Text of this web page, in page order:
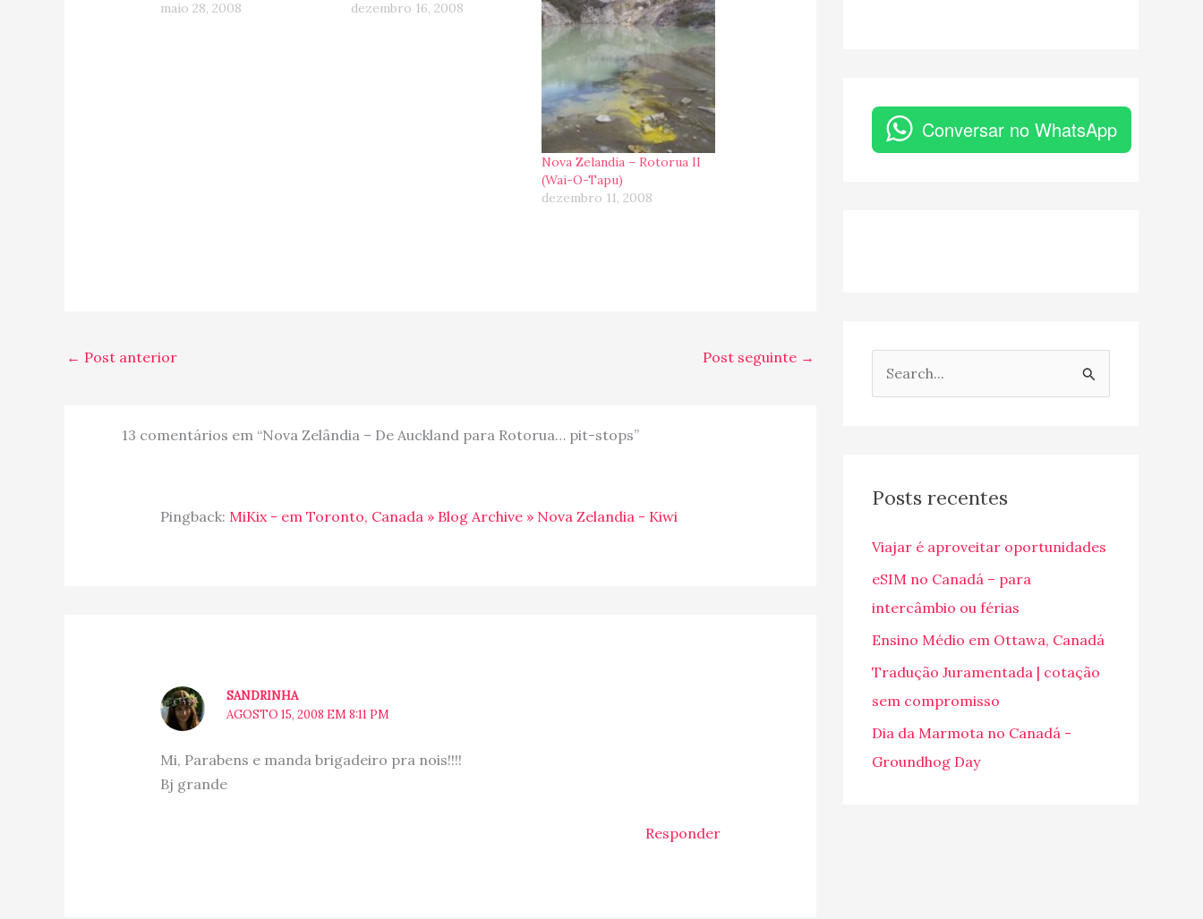
museus, restaurantes,
maio 28, 2008
(sem asas) símbolo da Nova
dezembro 16, 2008
Nova Zelandia – Rotorua II
(Wai-O-Tapu)
dezembro 11, 2008
← Post anterior Post seguinte →
13 comentários em “Nova Zelândia – De Auckland para Rotorua… pit-stops”
Pingback: MiKix - em Toronto, Canada » Blog Archive » Nova Zelandia - Kiwi
SANDRINHA
AGOSTO 15, 2008 EM 8:11 PM
Mi, Parabens e manda brigadeiro pra nois!!!!
Bj grande
Responder
Conversar no WhatsApp
u
s
a
r
p
o
Posts recentes
Viajar é aproveitar oportunidades
eSIM no Canadá – para
intercâmbio ou férias
Ensino Médio em Ottawa, Canadá
Tradução Juramentada | cotação
sem compromisso
Dia da Marmota no Canadá -
Groundhog Day